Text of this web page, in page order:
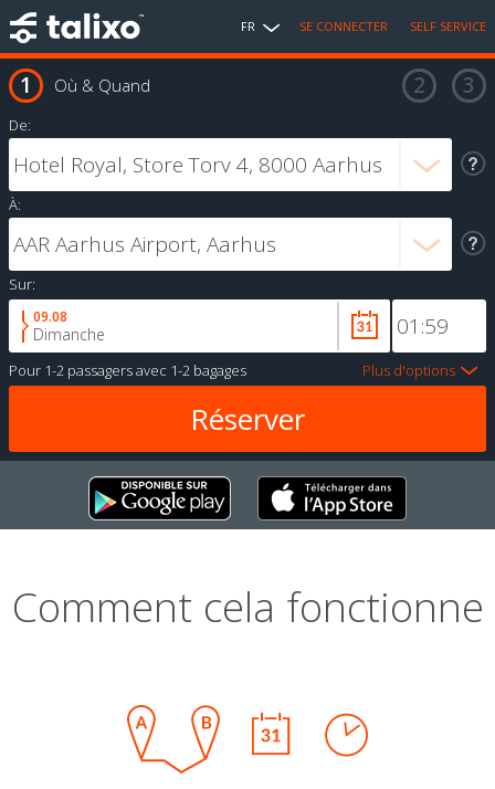
FR SE CONNECTER SELF SERVICE
Où & Quand
De:
À:
Sur:
09.08
Dimanche
Pour 1-2 passagersavec 1-2 bagages Plus d'options
Comment cela fonctionne